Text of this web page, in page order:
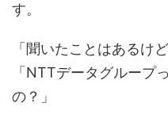
す。
「聞いたことはあるけ
「NTTデータグループ
の？」